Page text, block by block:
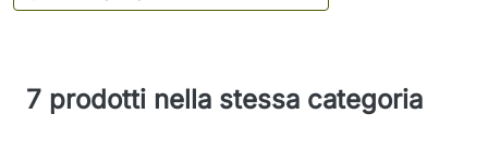
7 prodotti nella stessa categoria